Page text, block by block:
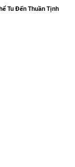
Tu Đến Thuần Tịnh